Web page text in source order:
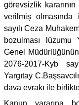
görevsizlik kararının
verilmiş
sayılı Ceza
bozulması lüzumu
Genel
2076-2017-Kyb
Yargıtay
dava evrakı ile